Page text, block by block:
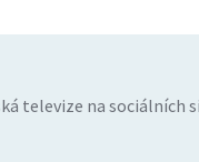
televize na sociálních